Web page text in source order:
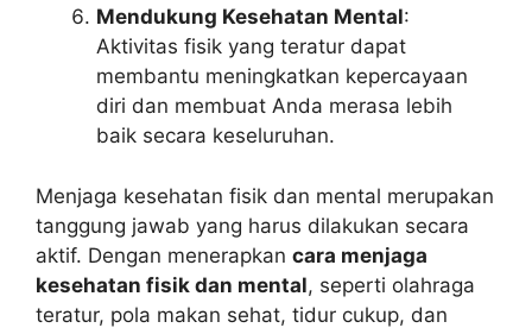
Mendukung Kesehatan Mental:
Aktivitas fisik yang teratur dapat
membantu meningkatkan kepercayaan
diri dan membuat Anda merasa lebih
baik secara keseluruhan.
Menjaga kesehatan fisik dan mental merupakan
tanggung jawab yang harus dilakukan secara
aktif. Dengan menerapkan cara menjaga
kesehatan fisik dan mental, seperti olahraga
teratur, pola makan sehat, tidur cukup, dan